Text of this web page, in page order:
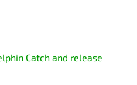
Catch and release